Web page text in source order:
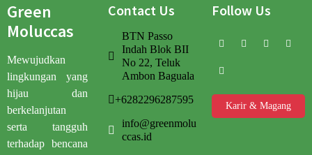
Green
Moluccas
Mewujudkan
lingkungan yang
hijau dan
berkelanjutan
serta tangguh
terhadap bencana
Contact Us
BTN Passo
Indah Blok BII
No 22, Teluk
Ambon Baguala
+6282296287595
info@greenmolu
ccas.id
Follow Us
Karir & Magang